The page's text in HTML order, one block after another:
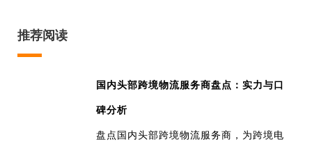
推荐阅读
国内头部跨境物流服务商盘点：实力与口
碑分析
盘点国内头部跨境物流服务商，为跨境电